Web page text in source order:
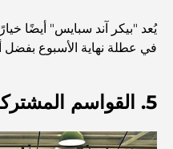
اكتشف جزيرة القمر في
أفضل 7 مطاعم في خور دبي لتناول الطعام فيها
يُعد "بيكر آند سبايس" أيضًا
في عطلة نهاية الأسبوع بفضل
5. القواسم المشتركة